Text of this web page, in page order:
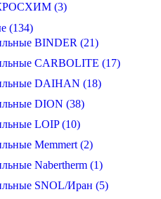
(3)
(134)
BINDER (21)
CARBOLITE (17)
DAIHAN (18)
DION (38)
LOIP (10)
Memmert (2)
Nabertherm (1)
SNOL/Иран (5)